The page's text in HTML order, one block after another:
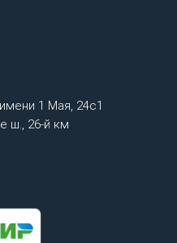
1 Мая, 24с1
ш., 26-й км